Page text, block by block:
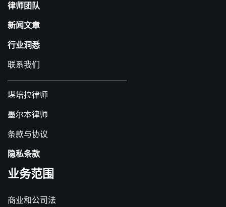
律师团队
新闻文章
行业洞悉
联系我们
堪培拉律师
墨尔本律师
条款与协议
隐私条款
业务范围
商业和公司法